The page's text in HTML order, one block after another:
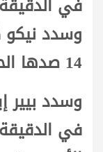
وسدد نيكو
14 صدها الحارس ميريت ببراعة.
وسدد بيير